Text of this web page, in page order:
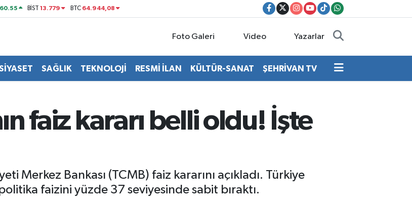
BİST13.779 BTC 64.944,08
Foto Galeri Video Yazarlar
SAĞLIK TEKNOLOJİ RESMİ İLAN KÜLTÜR-SANAT ŞEHRİVAN TV
faiz kararı belli oldu! İşte
Merkez Bankası (TCMB) faiz kararını açıkladı. Türkiye
faizini yüzde 37 seviyesinde sabit bıraktı.